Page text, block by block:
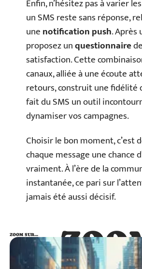
Enfin, n’hésitez pas à varier
un SMS reste sans réponse,
unenotification push. Après
proposez unquestionnairede
satisfaction. Cette
canaux, alliée à une écoute
retours, construit une fidélité
fait du SMS un outil
dynamiser vos campagnes.
Choisir le bon moment, c’est
chaque message une chance
vraiment. À l’ère de la
instantanée, ce pari sur
jamais été aussi décisif.
ZOOM SUR…